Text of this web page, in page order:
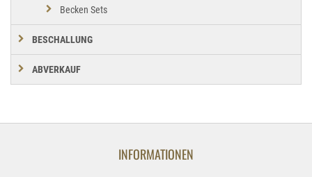
Becken Sets
BESCHALLUNG
ABVERKAUF
INFORMATIONEN